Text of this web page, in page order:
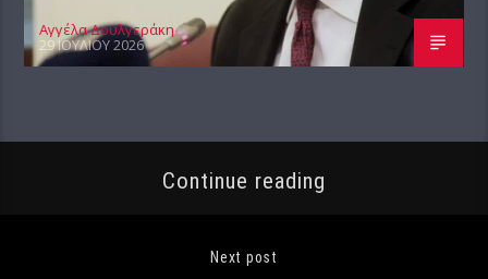
Αγγέλα Δουλγεράκη
29 ΙΟΥΛΊΟΥ 2026
Continue reading
Next post